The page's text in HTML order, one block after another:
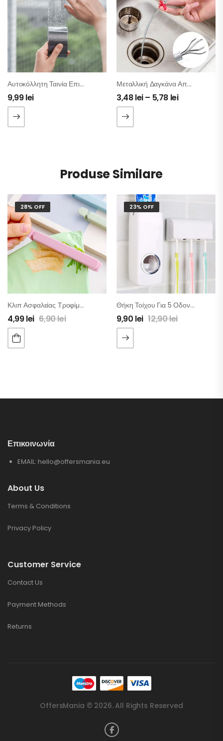
Αυτοκόλλητη Ταινία Επιδιόρθωσης Σίτας
9,99lei
Μεταλλική Δαγκάνα Απόφραξης Για Σωληνώσεις
3,48lei– 5,78 lei
Produse Similare
28% OFF
Κλιπ Ασφαλείας Τροφίμων 12 Τμχ
4,99lei 6,90lei
23% OFF
Θήκη Τοίχου Για 5 Οδοντόβουρτσες Και Αυτόματη Βάση Για Οδοντόκρεμα
9,90 lei 12,90lei
Επικοινωνία
EMAIL: hello@offersmania.eu
About Us
Terms & Conditions
Privacy Policy
Customer Service
Contact Us
Payment Methods
Returns
OffersMania © 2026. All Rights Reserved